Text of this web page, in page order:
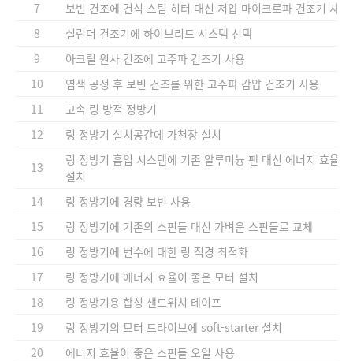
7
보빈 건조에 건식 스팀 히터 대신 저압 마이크로파 건조기 사용
8
실린더 건조기에 하이브리드 시스템 선택
9
아크릴 원사 건조에 고주파 건조기 사용
10
염색 공정 후 보빈 건조를 위한 고주파 감압 건조기 사용
11
고속 링 방적 정방기
12
링 정방기 설치공간에 가천장 설치
13
링 정방기 흡입 시스템에 기존 알루미늉 팬 대신 에너지 효율
설치
14
링 정방기에 경량 보빈 사용
15
링 정방기에 기존의 스핀들 대신 가벼운 스핀들로 교체
16
링 정방기에 번수에 대한 링 직경 최적화
17
링 정방기에 에너지 효율이 좋은 모터 설치
18
링 정방기용 합성 샌드위치 테이프
19
링 정방기의 모터 드라이브에 soft-starter 설치
20
에너지 효율이 좋은 스핀들 오일 사용